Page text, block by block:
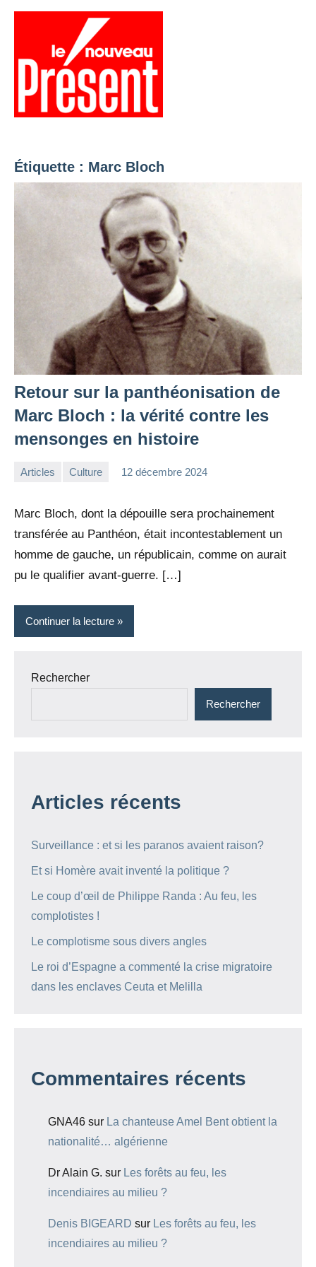
Aller
Étiquette : Marc Bloch
Retour sur la panthéonisation de
Marc Bloch : la vérité contre les
mensonges en histoire
Articles Culture 12 décembre 2024
Marc Bloch, dont la dépouille sera prochainement
transférée au Panthéon, était incontestablement un
homme de gauche, un républicain, comme on aurait
pu le qualifier avant-guerre. […]
Continuer la lecture
Rechercher
Rechercher
Articles récents
Surveillance : et si les paranos avaient raison?
Et si Homère avait inventé la politique ?
Le coup d’œil de Philippe Randa : Au feu, les
complotistes !
Le complotisme sous divers angles
Le roi d’Espagne a commenté la crise migratoire
dans les enclaves Ceuta et Melilla
Commentaires récents
GNA46 sur La chanteuse Amel Bent obtient la
nationalité… algérienne
Dr Alain G. sur Les forêts au feu, les
incendiaires au milieu ?
Denis BIGEARD sur Les forêts au feu, les
incendiaires au milieu ?